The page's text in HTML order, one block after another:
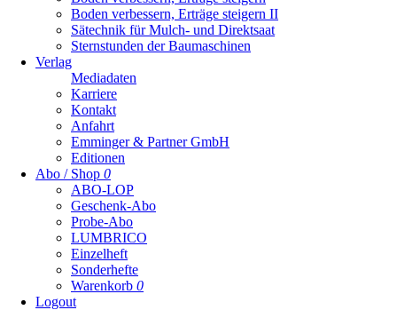
Boden verbessern, Erträge steigern II
Sätechnik für Mulch- und Direktsaat
Sternstunden der Baumaschinen
Verlag
Mediadaten
Karriere
Kontakt
Anfahrt
Emminger & Partner GmbH
Editionen
Abo / Shop 0
ABO-LOP
Geschenk-Abo
Probe-Abo
LUMBRICO
Einzelheft
Sonderhefte
Warenkorb 0
Logout